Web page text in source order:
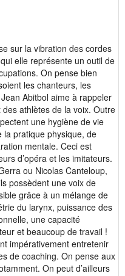
sur la vibration des cordes
elle représente un outil de
On pense bien
les chanteurs, les
Abitbol aime à rappeler
athlètes de la voix. Outre
une hygiène de vie
la pratique physique, de
mentale. Ceci est
d’opéra et les imitateurs.
ou Nicolas Canteloup,
possèdent une voix de
grâce à un mélange de
du larynx, puissance des
une capacité
et beaucoup de travail !
impérativement entretenir
de coaching. On pense aux
On peut d’ailleurs